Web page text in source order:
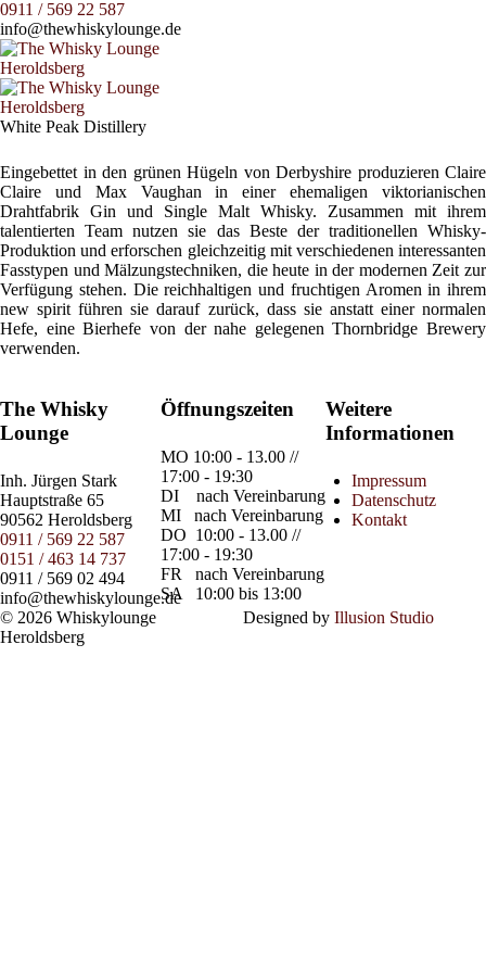
0911 / 569 22 587
info@thewhiskylounge.de
White Peak Distillery
Eingebettet in den grünen Hügeln von Derbyshire produzieren Claire
Claire und Max Vaughan in einer ehemaligen viktorianischen
Drahtfabrik Gin und Single Malt Whisky. Zusammen mit ihrem
talentierten Team nutzen sie das Beste der traditionellen Whisky-
Produktion und erforschen gleichzeitig mit verschiedenen interessanten
Fasstypen und Mälzungstechniken, die heute in der modernen Zeit zur
Verfügung stehen. Die reichhaltigen und fruchtigen Aromen in ihrem
new spirit führen sie darauf zurück, dass sie anstatt einer normalen
Hefe, eine Bierhefe von der nahe gelegenen Thornbridge Brewery
verwenden.
The Whisky
Lounge
Inh. Jürgen Stark
Hauptstraße 65
90562 Heroldsberg
0911 / 569 22 587
0151 / 463 14 737
0911 / 569 02 494
info@thewhiskylounge.de
Öffnungszeiten
MO 10:00 - 13.00 //
17:00 - 19:30
DI
nach Vereinbarung
MI
nach Vereinbarung
DO 10:00 - 13.00 //
17:00 - 19:30
FR
nach Vereinbarung
SA
10:00 bis 13:00
Weitere
Informationen
Impressum
Datenschutz
Kontakt
© 2026 Whiskylounge
Heroldsberg
Designed by Illusion Studio